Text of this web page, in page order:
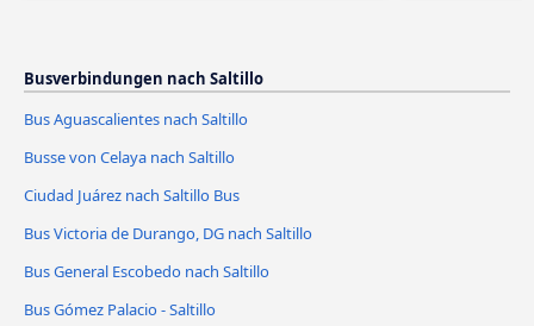
Busverbindungen nach Saltillo
Bus Aguascalientes nach Saltillo
Busse von Celaya nach Saltillo
Ciudad Juárez nach Saltillo Bus
Bus Victoria de Durango, DG nach Saltillo
Bus General Escobedo nach Saltillo
Bus Gómez Palacio - Saltillo